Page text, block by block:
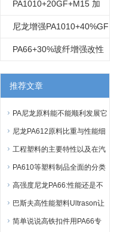
改性
碳纤维 增强改性 尼龙
1010
PA1010+20GF+M15 加
15%矿物质 加20%玻纤 增
强 尼龙1010 矿物质改性
尼龙增强PA1010+40%GF
玻纤改性
PA66+30%玻纤增强改性
推荐文章
PA尼龙原料能不能顺利发展它
是关键！
尼龙PA612原料比重与性能细
分
工程塑料的主要特性以及在汽
车上应用
PA610等塑料制品全面的分类
高强度尼龙PA66:性能还是不
错的！
巴斯夫高性能塑料Ultrason让
厨房更具科技感
简单说说高铁扣件用PA66专